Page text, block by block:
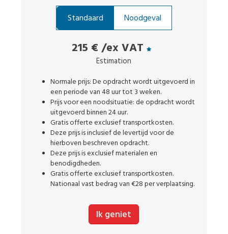
Standaard Noodgeval
215 € /ex VAT
Estimation
Normale prijs: De opdracht wordt uitgevoerd in
een periode van 48 uur tot 3 weken.
Prijs voor een noodsituatie: de opdracht wordt
uitgevoerd binnen 24 uur.
Gratis offerte exclusief transportkosten.
Deze prijs is inclusief de levertijd voor de
hierboven beschreven opdracht.
Deze prijs is exclusief materialen en
benodigdheden.
Gratis offerte exclusief transportkosten.
Nationaal vast bedrag van €28 per verplaatsing.
Ik geniet